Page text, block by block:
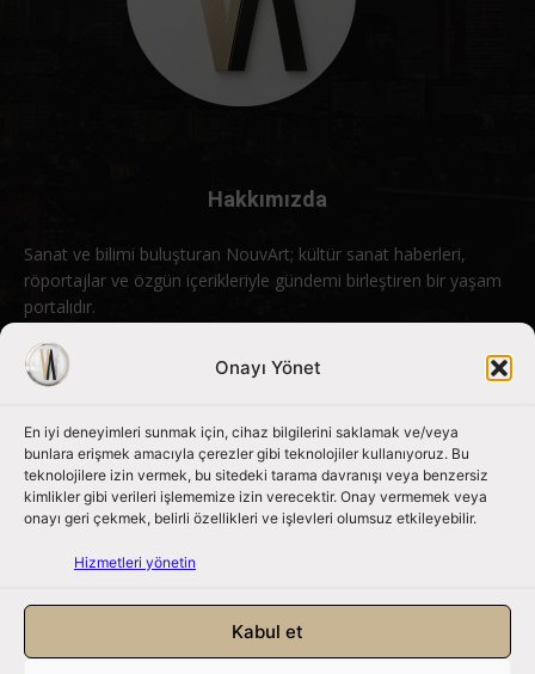
Onayı Yönet
En iyi deneyimleri sunmak için, cihaz bilgilerini saklamak ve/veya
bunlara erişmek amacıyla çerezler gibi teknolojiler kullanıyoruz. Bu
teknolojilere izin vermek, bu sitedeki tarama davranışı veya benzersiz
kimlikler gibi verileri işlememize izin verecektir. Onay vermemek veya
onayı geri çekmek, belirli özellikleri ve işlevleri olumsuz etkileyebilir.
Hizmetleri yönetin
Kabul et
Hakkımızda
Sanat ve bilimi buluşturan NouvArt; kültür sanat haberleri,
röportajlar ve özgün içerikleriyle gündemi birleştiren bir yaşam
portalıdır.
Bizimle iletişime geçin: info@nouvart.net
Bizi Takip Edin